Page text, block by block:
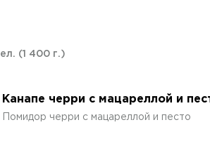
(1 400 г.)
Канапе черри с мацареллой и
Помидор черри с мацареллой и песто